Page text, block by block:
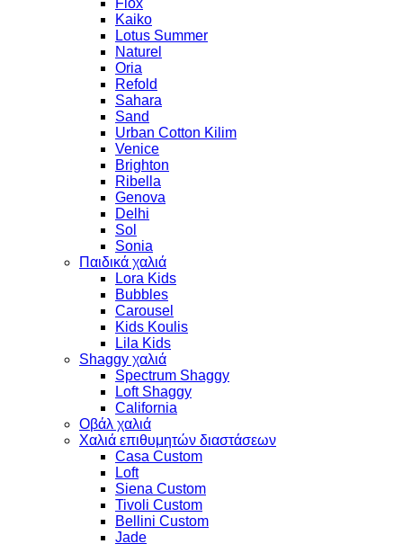
Flox
Kaiko
Lotus Summer
Naturel
Oria
Refold
Sahara
Sand
Urban Cotton Kilim
Venice
Brighton
Ribella
Genova
Delhi
Sol
Sonia
Παιδικά χαλιά
Lora Kids
Bubbles
Carousel
Kids Koulis
Lila Kids
Shaggy χαλιά
Spectrum Shaggy
Loft Shaggy
California
Οβάλ χαλιά
Χαλιά επιθυμητών διαστάσεων
Casa Custom
Loft
Siena Custom
Tivoli Custom
Bellini Custom
Jade